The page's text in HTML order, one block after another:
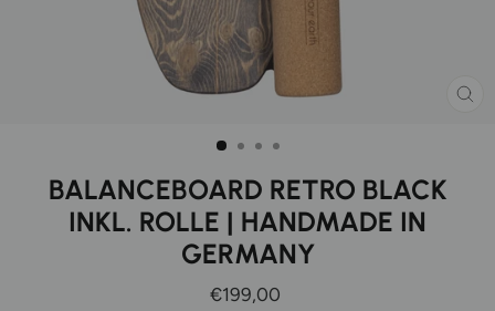
BALANCEBOARD RETRO BLACK
INKL. ROLLE | HANDMADE IN
GERMANY
Normaler
€199,00